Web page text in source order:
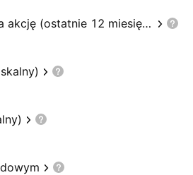
Podstawowy zysk na akcję (ostatnie 12 miesięcy)